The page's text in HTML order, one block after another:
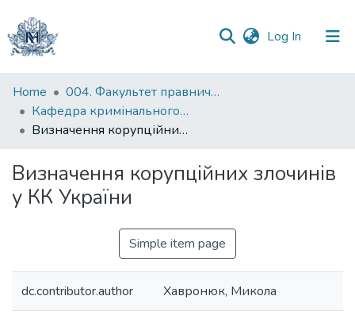
Log In (current)
Communities
&
Collections
Statistics
Home
004. Факультет правничих наук
Кафедра кримінального та кримінального процесуального права
Визначення корупційних злочинів у КК України
Визначення корупційних злочинів
у КК України
Simple item page
dc.contributor.author Хавронюк, Микола